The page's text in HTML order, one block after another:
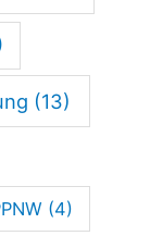
(13)
(4)